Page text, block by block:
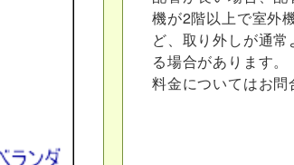
機が2階以上で室外
ど、取り外しが通
る場合があります。
料金についてはお問